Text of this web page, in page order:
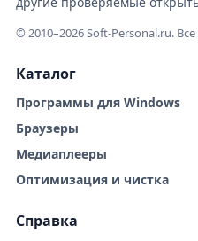
© 2010–2026 Soft-Personal.ru.
Каталог
Программы для Windows
Браузеры
Медиаплееры
Оптимизация и чистка
Справка